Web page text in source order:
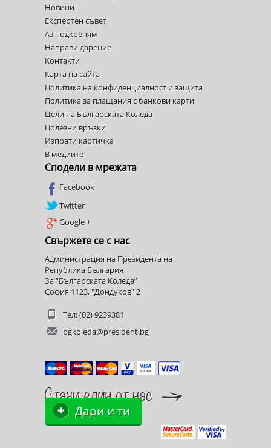
Новини
Експертен съвет
Аз подкрепям
Направи дарение
Контакти
Карта на сайта
Политика на конфиденциалност и защита
Политика за плащания с банкови карти
Цели на Българската Коледа
Полезни връзки
Изпрати картичка
В медиите
Сподели в мрежата
Facebook
Twitter
Google +
Свържете се с нас
Администрация на Президента на
Република България
За “Българската Коледа”
София 1123, "Дондуков" 2
Тел: (02) 9239381
bgkoleda@president.bg
Дари и ти